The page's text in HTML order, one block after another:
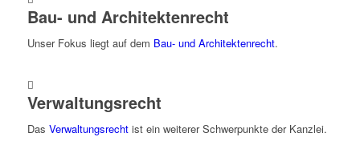
Bau- und Architektenrecht
Unser Fokus liegt auf dem Bau- und Architektenrecht.
Verwaltungsrecht
Das Verwaltungsrecht ist ein weiterer Schwerpunkte der Kanzlei.